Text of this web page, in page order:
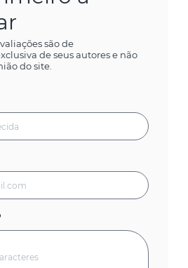
são de
de seus autores e não
do site.